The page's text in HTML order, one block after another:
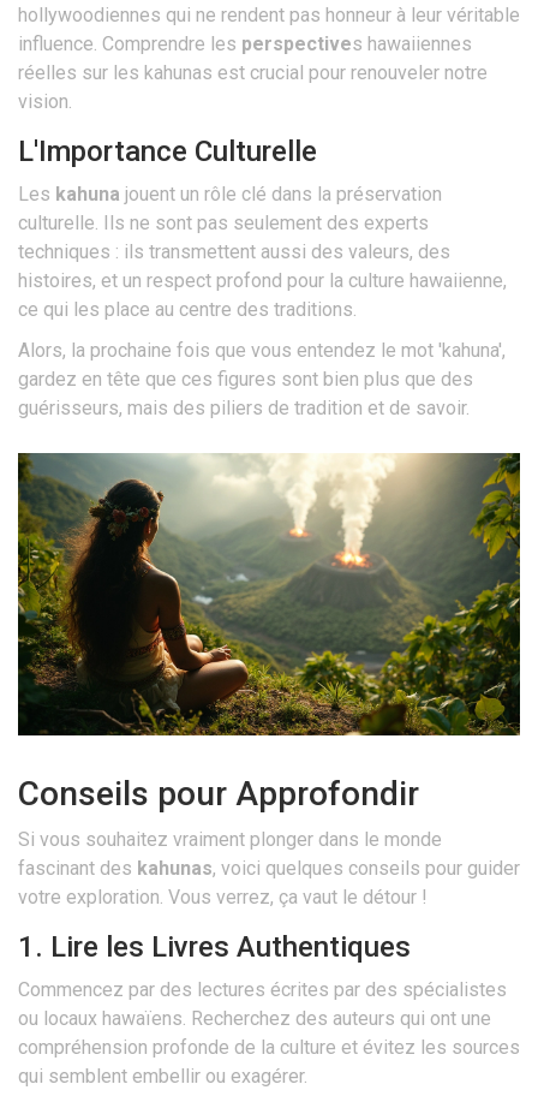
hollywoodiennes qui ne rendent pas honneur à leur véritable
influence. Comprendre les perspectives hawaiiennes
réelles sur les kahunas est crucial pour renouveler notre
vision.
L'Importance Culturelle
Les kahuna jouent un rôle clé dans la préservation
culturelle. Ils ne sont pas seulement des experts
techniques : ils transmettent aussi des valeurs, des
histoires, et un respect profond pour la culture hawaiienne,
ce qui les place au centre des traditions.
Alors, la prochaine fois que vous entendez le mot 'kahuna',
gardez en tête que ces figures sont bien plus que des
guérisseurs, mais des piliers de tradition et de savoir.
Conseils pour Approfondir
Si vous souhaitez vraiment plonger dans le monde
fascinant des kahunas, voici quelques conseils pour guider
votre exploration. Vous verrez, ça vaut le détour !
1. Lire les Livres Authentiques
Commencez par des lectures écrites par des spécialistes
ou locaux hawaïens. Recherchez des auteurs qui ont une
compréhension profonde de la culture et évitez les sources
qui semblent embellir ou exagérer.